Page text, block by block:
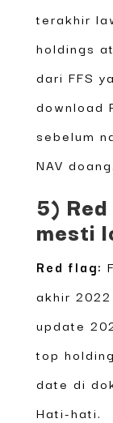
terakhir
holdings
dari FFS
download
sebelum
NAV doang.
5)
mesti
Red flag:
akhir
update
top
date di
Hati-hati.